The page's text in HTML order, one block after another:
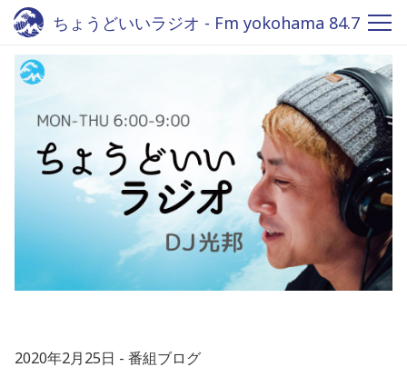
ちょうどいいラジオ - Fm yokohama 84.7
2020年2月25日 番組ブログ